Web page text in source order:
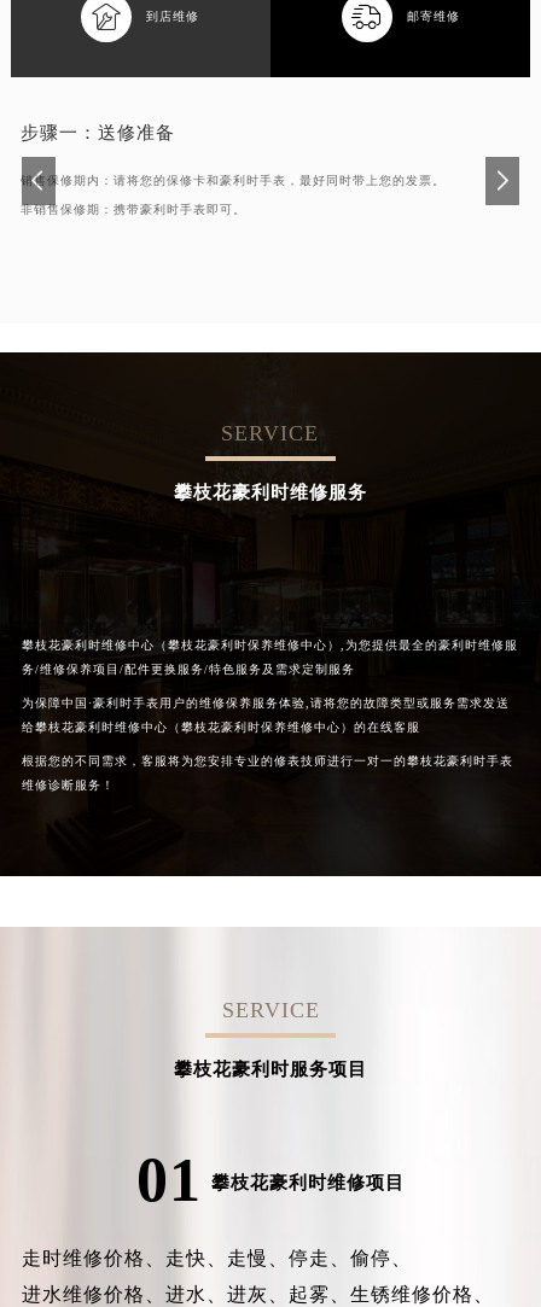
 到店维修  邮寄维修
步骤一： 送修准备
销售保修期内：请将您的保修卡和豪利时手表，最好同时带上您的发票。
非销售保修期：携带豪利时手表即可。
SERVICE
攀枝花豪利时维修服务
攀枝花豪利时维修中心（攀枝花豪利时保养维修中心）,为您提供最全的豪利时维修服
务/维修保养项目/配件更换服务/特色服务及需求定制服务
为保障中国·豪利时手表用户的维修保养服务体验,请将您的故障类型或服务需求发送
给攀枝花豪利时维修中心（攀枝花豪利时保养维修中心）的在线客服
根据您的不同需求，客服将为您安排专业的修表技师进行一对一的攀枝花豪利时手表
维修诊断服务！
SERVICE
攀枝花豪利时服务项目
01 攀枝花豪利时维修项目
走时维修价格、 走快、 走慢、 停走、 偷停、
进水维修价格、 进水、 进灰、 起雾、 生锈维修价格、